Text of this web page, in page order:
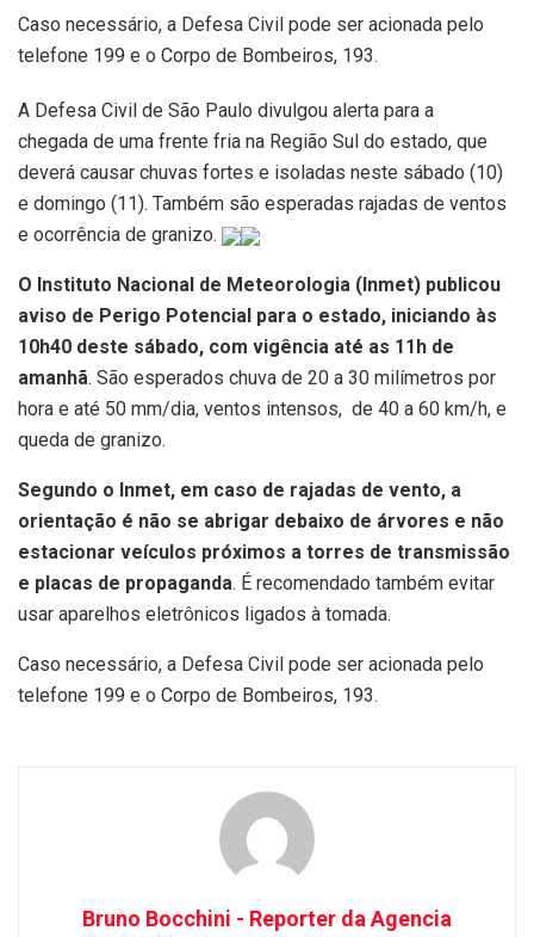
Caso necessário, a Defesa Civil pode ser acionada pelo
telefone 199 e o Corpo de Bombeiros, 193.
A Defesa Civil de São Paulo divulgou alerta para a
chegada de uma frente fria na Região Sul do estado, que
deverá causar chuvas fortes e isoladas neste sábado (10)
e domingo (11). Também são esperadas rajadas de ventos
e ocorrência de granizo.
O Instituto Nacional de Meteorologia (Inmet) publicou
aviso de Perigo Potencial para o estado, iniciando às
10h40 deste sábado, com vigência até as 11h de
amanhã. São esperados chuva de 20 a 30 milímetros por
hora e até 50 mm/dia, ventos intensos, de 40 a 60 km/h, e
queda de granizo.
Segundo o Inmet, em caso de rajadas de vento, a
orientação é não se abrigar debaixo de árvores e não
estacionar veículos próximos a torres de transmissão
e placas de propaganda. É recomendado também evitar
usar aparelhos eletrônicos ligados à tomada.
Caso necessário, a Defesa Civil pode ser acionada pelo
telefone 199 e o Corpo de Bombeiros, 193.
Bruno Bocchini - Reporter da Agencia